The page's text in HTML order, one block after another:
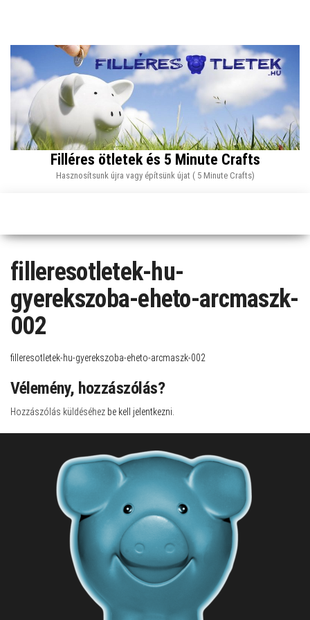
Filléres ötletek és 5 Minute Crafts
Hasznosítsunk újra vagy építsünk újat ( 5 Minute Crafts)
filleresotletek-hu-
gyerekszoba-eheto-arcmaszk-
002
filleresotletek-hu-gyerekszoba-eheto-arcmaszk-002
Vélemény, hozzászólás?
Hozzászólás küldéséhez be kell jelentkezni.